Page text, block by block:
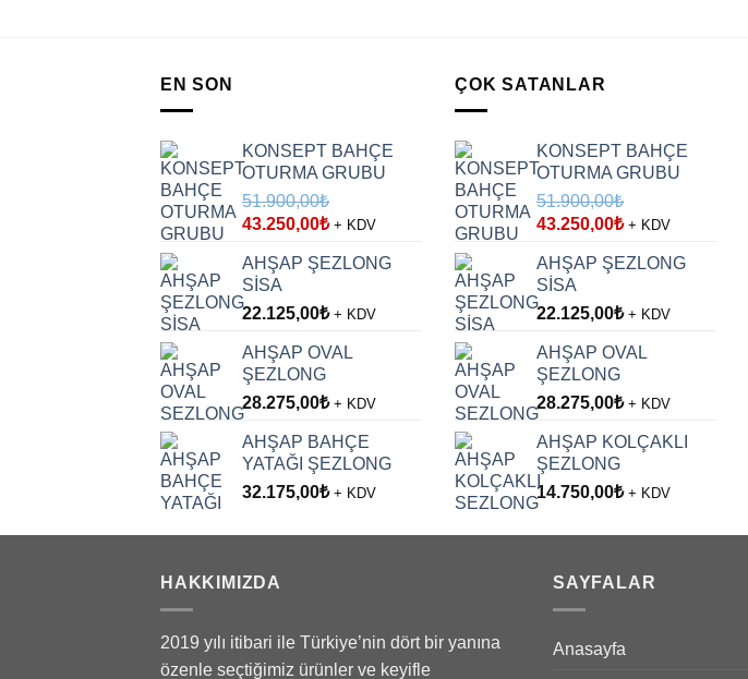
EN SON
KONSEPT BAHÇE
OTURMA GRUBU
51.900,00₺
Orijinal
51.900,00₺.
43.250,00₺Şu
fiyat:
+ KDV
AHŞAP ŞEZLONG
SİSA
22.125,00₺ + KDV
AHŞAP OVAL
ŞEZLONG
28.275,00₺ + KDV
AHŞAP BAHÇE
YATAĞI ŞEZLONG
32.175,00₺ + KDV
ÇOK SATANLAR
KONSEPT BAHÇE
OTURMA GRUBU
51.900,00₺
Orijinal
51.900,00₺.
43.250,00₺Şu
fiyat:
+ KDV
AHŞAP ŞEZLONG
SİSA
22.125,00₺ + KDV
AHŞAP OVAL
ŞEZLONG
28.275,00₺ + KDV
AHŞAP KOLÇAKLI
ŞEZLONG
14.750,00₺ + KDV
HAKKIMIZDA
2019 yılı itibari ile Türkiye’nin dört bir yanına
özenle seçtiğimiz ürünler ve keyifle
SAYFALAR
Anasayfa